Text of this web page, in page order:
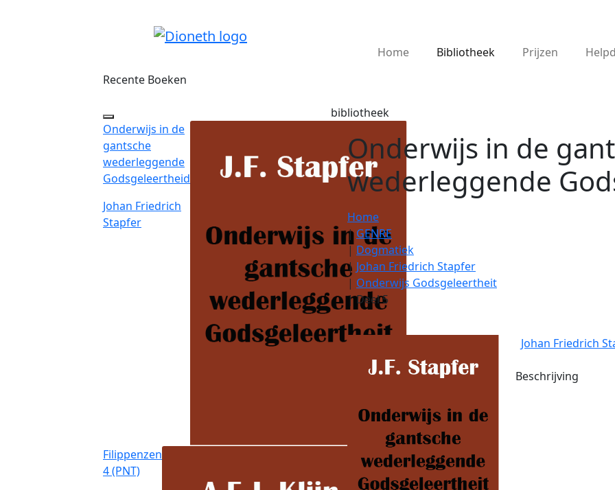
Home Bibliotheek Prijzen
Recente Boeken
Onderwijs in de
gantsche
wederleggende
Godsgeleertheid
Johan Friedrich
Stapfer
Filippenzen
4 (PNT)
bibliotheek
Onderwijs in de
wederleggende
Home
|GENRE
| Dogmatiek
| Johan Friedrich Stapfer
| Onderwijs Godsgeleertheit
|Deel 5
Johan Friedrich
Beschrijving